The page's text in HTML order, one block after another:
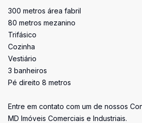
300 metros área fabril
80 metros mezanino
Trifásico
Cozinha
Vestiário
3 banheiros
Pé direito 8 metros
Entre em contato com um de nossos
MD Imóveis Comerciais e Industriais.